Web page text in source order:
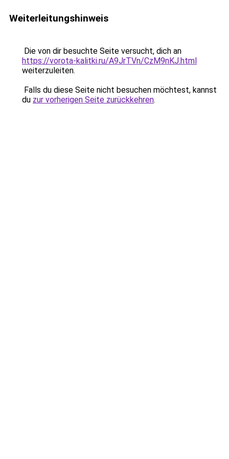
Weiterleitungshinweis
Die von dir besuchte Seite versucht, dich an
https://vorota-kalitki.ru/A9JrTVn/CzM9nKJ.html
weiterzuleiten.
Falls du diese Seite nicht besuchen möchtest, kannst
du zur vorherigen Seite zurückkehren.